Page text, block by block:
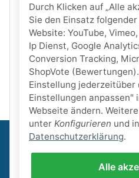
Durch Klicken auf „Alle
Sie den Einsatz
Website: YouTube,
Ip Dienst, Google
Conversion Tracking,
ShopVote
Einstellung jederzeitüber
Einstellungen anpassen"
Webseite ändern.
unter Konfigurieren und
Datenschutzerklärung.
Alle